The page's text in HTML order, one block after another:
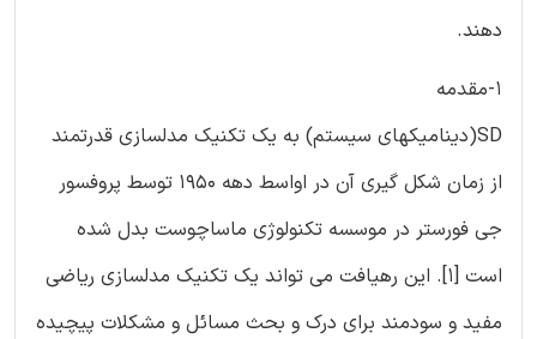
دهند.
1-مقدمه
SD(دینامیکهای سیستم) به یک تکنیک مدلسازی قدرتمند
از زمان شکل گیری آن در اواسط دهه 1950 توسط پروفسور
جی فورستر در موسسه تکنولوژی ماساچوست بدل شده
است [1]. این رهیافت می تواند یک تکنیک مدلسازی ریاضی
مفید و سودمند برای درک و بحث مسائل و مشکلات پیچیده